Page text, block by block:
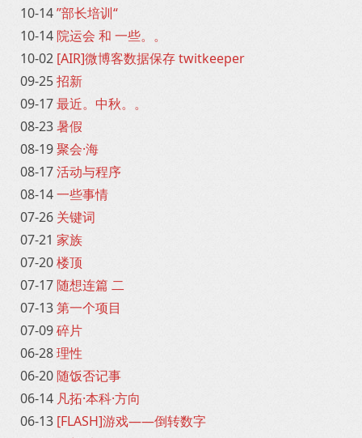
10-14”部长培训“
10-14院运会 和 一些。。
10-02 [AIR]微博客数据保存 twitkeeper
09-25招新
09-17最近。中秋。。
08-23暑假
08-19聚会·海
08-17活动与程序
08-14一些事情
07-26 关键词
07-21 家族
07-20楼顶
07-17随想连篇 二
07-13第一个项目
07-09碎片
06-28理性
06-20随饭否记事
06-14 凡拓·本科·方向
06-13 [FLASH]游戏——倒转数字